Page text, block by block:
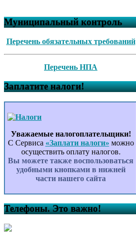
Муниципальный контроль
Перечень обязательных требований
Перечень НПА
Заплатите налоги!
Уважаемые налогоплательщики!
С Сервиса «Заплати налоги» можно
осуществить оплату налогов.
Вы можете также воспользоваться
удобными кнопками в нижней
части нашего сайта
Телефоны. Это важно!